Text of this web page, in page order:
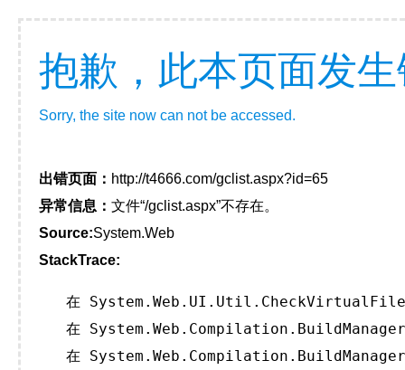
抱歉，此本页面发
Sorry, the site now can not be accessed.
出错页面： http://t4666.com/gclist.aspx?id=65
异常信息： 文件“/gclist.aspx”不存在。
Source:System.Web
StackTrace:
在
在
在